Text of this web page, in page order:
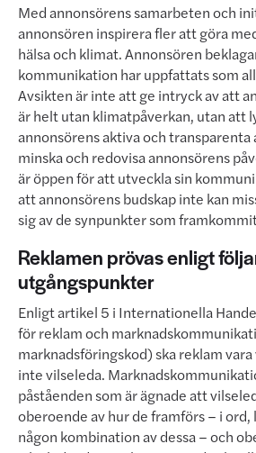
Med annonsörens samarbeten och
annonsören inspirera fler att göra
hälsa och klimat. Annonsören
kommunikation har uppfattats som
Avsikten är inte att ge intryck av att
är helt utan klimatpåverkan, utan att
annonsörens aktiva och
minska och redovisa annonsörens
är öppen för att utveckla sin
att annonsörens budskap inte kan
sig av de synpunkter som
Reklamen prövas enligt
utgångspunkter
Enligt artikel 5 i Internationella
för reklam och
marknadsföringskod) ska reklam
inte vilseleda.
påståenden som är ägnade att
oberoende av hur de framförs – i
någon kombination av dessa – och